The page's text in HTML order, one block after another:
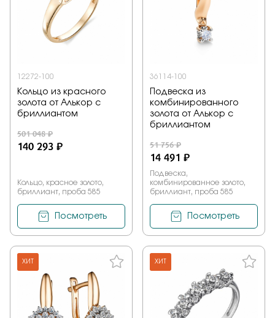
12272-100
Кольцо из красного
золота от Алькор с
бриллиантом
501 048 ₽
140 293 ₽
Кольцо, красное золото,
бриллиант, проба 585
Посмотреть
36114-100
Подвеска из
комбинированного
золота от Алькор с
бриллиантом
51 756 ₽
14 491 ₽
Подвеска,
комбинированное золото,
бриллиант, проба 585
Посмотреть
ХИТ ХИТ